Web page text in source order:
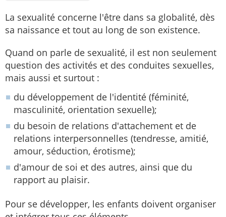
La sexualité concerne l'être dans sa globalité, dès
sa naissance et tout au long de son existence.
Quand on parle de sexualité, il est non seulement
question des activités et des conduites sexuelles,
mais aussi et surtout :
du développement de l'identité (féminité,
masculinité, orientation sexuelle);
du besoin de relations d'attachement et de
relations interpersonnelles (tendresse, amitié,
amour, séduction, érotisme);
d'amour de soi et des autres, ainsi que du
rapport au plaisir.
Pour se développer, les enfants doivent organiser